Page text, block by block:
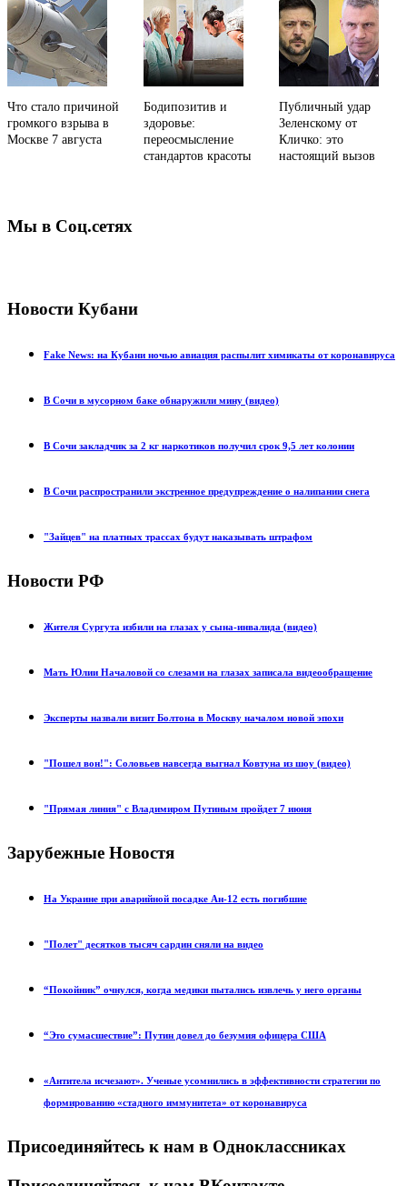
Что стало причиной
громкого взрыва в
Москве 7 августа
Бодипозитив и
здоровье:
переосмысление
стандартов красоты
Публичный удар
Зеленскому от
Кличко: это
настоящий вызов
Мы в Соц.сетях
Новости Кубани
Fake News: на Кубани ночью авиация распылит химикаты от коронавируса
В Сочи в мусорном баке обнаружили мину (видео)
В Сочи закладчик за 2 кг наркотиков получил срок 9,5 лет колонии
В Сочи распространили экстренное предупреждение о налипании снега
"Зайцев" на платных трассах будут наказывать штрафом
Новости РФ
Жителя Сургута избили на глазах у сына-инвалида (видео)
Мать Юлии Началовой со слезами на глазах записала видеообращение
Эксперты назвали визит Болтона в Москву началом новой эпохи
"Пошел вон!": Соловьев навсегда выгнал Ковтуна из шоу (видео)
"Прямая линия" с Владимиром Путиным пройдет 7 июня
Зарубежные Новостя
На Украине при аварийной посадке Ан-12 есть погибшие
"Полет" десятков тысяч сардин сняли на видео
“Покойник” очнулся, когда медики пытались извлечь у него органы
“Это сумасшествие”: Путин довел до безумия офицера США
«Антитела исчезают». Ученые усомнились в эффективности стратегии по
формированию «стадного иммунитета» от коронавируса
Присоединяйтесь к нам в Одноклассниках